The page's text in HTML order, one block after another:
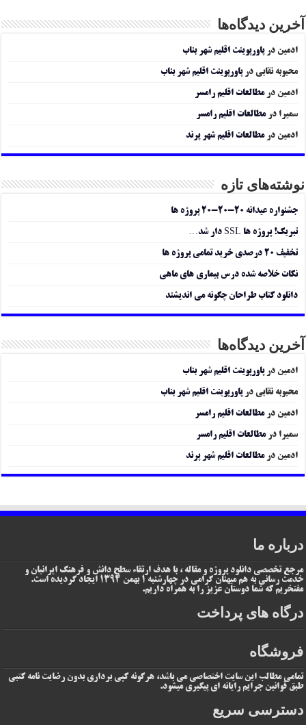
آخرین دیدگاه‌ها
ادمین درپاورپوینت اقلیم شهر بناب
محبوبه نقابی درپاورپوینت اقلیم شهر بناب
ادمین درمطالعات اقلیم رامسر
سمیرا درمطالعات اقلیم رامسر
ادمین درمطالعات اقلیم شهر پرند
نوشته‌های تازه
جشنواره عیدانه ۲۰-۲۰-۲۰ پروژه ها
تبریک! پروژه ها SSL دار شد…
تخفیف ۲۰ درصدی خرید تمامی پروژه ها
نکات خلاصه شده درس بیماری های ماهی
دانلود کتاب طراحان چگونه می اندیشند
آخرین دیدگاه‌ها
ادمین درپاورپوینت اقلیم شهر بناب
محبوبه نقابی درپاورپوینت اقلیم شهر بناب
ادمین درمطالعات اقلیم رامسر
سمیرا درمطالعات اقلیم رامسر
ادمین درمطالعات اقلیم شهر پرند
درباره ما
مرجع تخصصی دانلود پروژه و مقاله ، با هدف ارتقاء سطح دانش و فرهنگ ایرانیان و
خدمت رسانی به هم میهنان گرامی در چهارشنبه 1 بهمن 1394 ایجاد گردیده است.
مفتخریم که شما دوستان عزیز را به همراه داریم.
درگاه های پرداخت
فروشگاه
تمامی مطالب این سایت اختصاصی می باشد، هرگونه کپی برداری بدون رضایت نامه کتبی
طبق قوانین جرایم رایانه ای پیگیری میشود.
دسترسی سریع